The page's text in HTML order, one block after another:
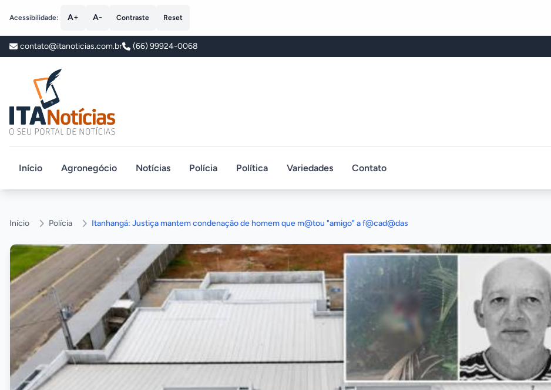
Acessibilidade: A+ A- Contraste Reset
contato@itanoticias.com.br (66) 99924-0068
ITA Notícias
Início Agronegócio Notícias Polícia Política Variedades Contato
Início Polícia Itanhangá: Justiça mantem condenação de homem que m@tou "amigo" a f@cad@das